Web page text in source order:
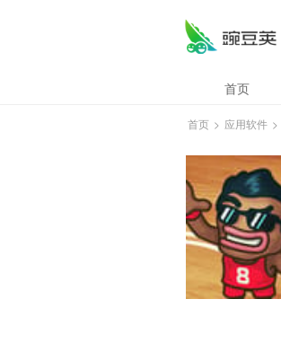
首页
首页 > 应用软件 >